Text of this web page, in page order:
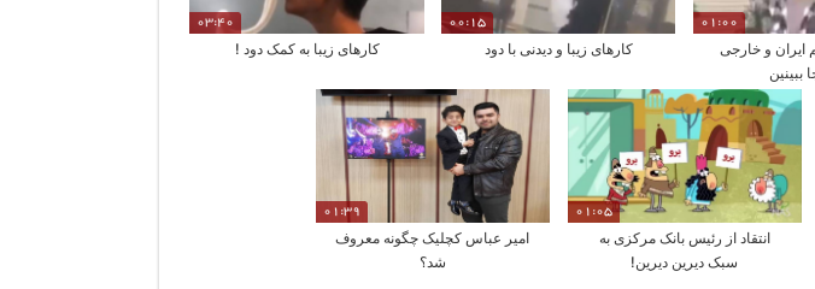
01:00
ایران و خارجی
ببینین
00:15
کارهای زیبا و دیدنی با دود
03:40
کارهای زیبا به کمک دود !
01:05
انتقاد از رئیس بانک مرکزی به
سبک دیرین دیرین!
01:39
امیر عباس کچلیک چگونه معروف
شد؟